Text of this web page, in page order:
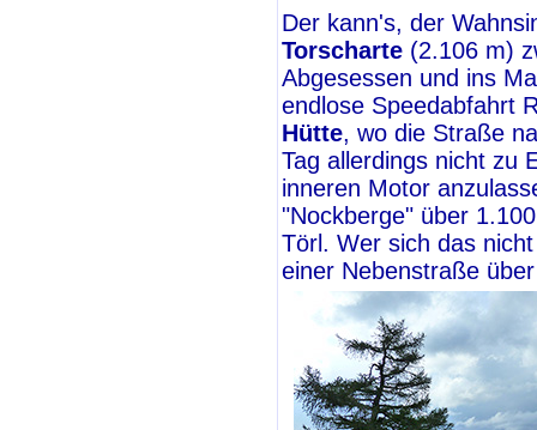
Der kann's, der
Torscharte (2.106 m)
Abgesessen und ins
endlose Speedabfahrt
Hütte, wo die Straße
Tag allerdings nicht zu
inneren Motor
"Nockberge" über
Törl. Wer sich das
einer Nebenstraße